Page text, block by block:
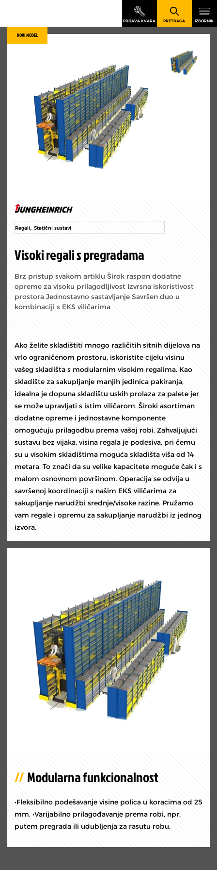
NOVI MODEL
Regali, Statični sustavi
Visoki regali s pregradama
Brz pristup svakom artiklu Širok raspon dodatne
opreme za visoku prilagodljivost Izvrsna iskoristivost
prostora Jednostavno sastavljanje Savršen duo u
kombinaciji s EKS viličarima
Ako želite skladištiti mnogo različitih sitnih dijelova na
vrlo ograničenom prostoru, iskoristite cijelu visinu
vašeg skladišta s modularnim visokim regalima. Kao
skladište za sakupljanje manjih jedinica pakiranja,
idealna je dopuna skladištu uskih prolaza za palete jer
se može upravljati s istim viličarom. Široki asortiman
dodatne opreme i jednostavne komponente
omogućuju prilagodbu prema vašoj robi. Zahvaljujući
sustavu bez vijaka, visina regala je podesiva, pri čemu
su u visokim skladištima moguća skladišta viša od 14
metara. To znači da su velike kapacitete moguće čak i s
malom osnovnom površinom. Operacija se odvija u
savršenoj koordinaciji s našim EKS viličarima za
sakupljanje narudžbi srednje/visoke razine. Pružamo
vam regale i opremu za sakupljanje narudžbi iz jednog
izvora.
Modularna funkcionalnost
•Fleksibilno podešavanje visine polica u koracima od 25
mm. •Varijabilno prilagođavanje prema robi, npr.
putem pregrada ili udubljenja za rasutu robu.